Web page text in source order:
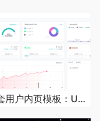
第二套用户内页模板：User_Dasho